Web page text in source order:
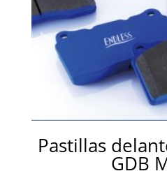
Pastillas
GDB